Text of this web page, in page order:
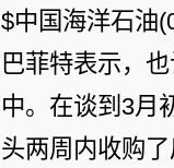
$中国海洋石油
巴菲特表示，
中。在谈到3月
头两周内收购